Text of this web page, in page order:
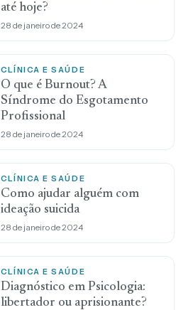
até hoje?
28 de janeiro de 2024
CLÍNICA E SAÚDE
O que é Burnout? A
Síndrome do Esgotamento
Profissional
28 de janeiro de 2024
CLÍNICA E SAÚDE
Como ajudar alguém com
ideação suicida
28 de janeiro de 2024
CLÍNICA E SAÚDE
Diagnóstico em Psicologia:
libertador ou aprisionante?